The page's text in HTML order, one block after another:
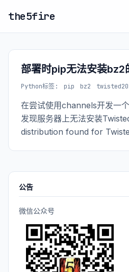
the5fire
部署时pip无法安装bz2
Python标签: pip bz2 twisted
在尝试使用channels开发一
发现服务器上无法安装
distribution found for
公告
微信公众号